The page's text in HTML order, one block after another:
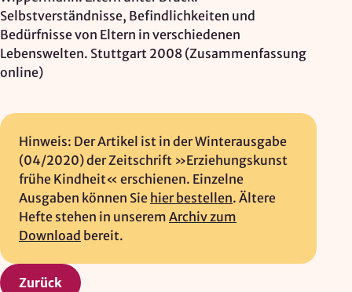
Selbstverständnisse, Befindlichkeiten und
Bedürfnisse von Eltern in verschiedenen
Lebenswelten. Stuttgart 2008 (Zusammenfassung
online)
Hinweis: Der Artikel ist in der Winterausgabe
(04/2020) der Zeitschrift »Erziehungskunst
frühe Kindheit« erschienen. Einzelne
Ausgaben können Sie hier bestellen. Ältere
Hefte stehen in unserem Archiv zum
Download bereit.
Zurück